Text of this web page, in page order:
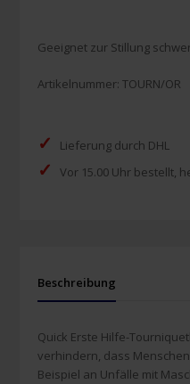
Geeignet zur Stillung
Artikelnummer:TOURN/OR
✓ Lieferung durch DHL
✓ Vor 15.00 Uhr bestellt,
Beschreibung
Quick Erste Hilfe-
verhindern, dass
Beispiel an Unfälle mit